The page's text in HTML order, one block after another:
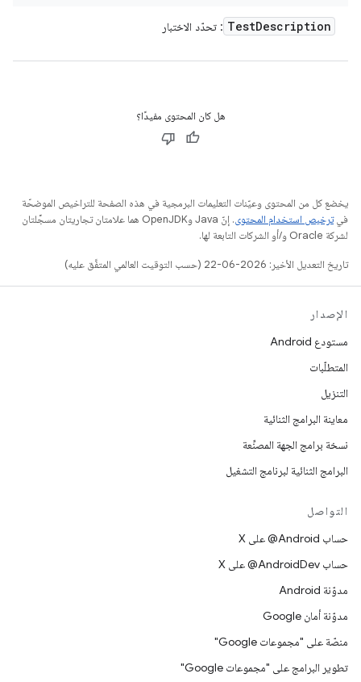
TestDescription : تحدّد الاختبار
هل كان المحتوى مفيدًا؟
يخضع كل من المحتوى وعيّنات التعليمات البرمجية في هذه الصفحة للتراخيص الموضحّة
فيترخيص استخدام المحتوى
. إنّ Java وOpenJDK هما علامتان تجاريتان مسجَّلتان
لشركة Oracle و/أو الشركات التابعة لها.
تاريخ التعديل الأخير: 2026-06-22 (حسب التوقيت العالمي المتفَّق عليه)
الإصدار
مستودع Android
المتطلّبات
التنزيل
معاينة البرامج الثنائية
نسخة برامج الجهة المصنِّعة
البرامج الثنائية لبرنامج التشغيل
التواصل
حساب ‎@Android على X
حساب ‎@AndroidDev على X
مدوّنة Android
مدوّنة أمان Google
منصّة على "مجموعات Google"
تطوير البرامج على "مجموعات Google"